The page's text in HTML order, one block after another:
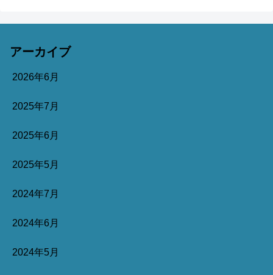
アーカイブ
2026年6月
2025年7月
2025年6月
2025年5月
2024年7月
2024年6月
2024年5月